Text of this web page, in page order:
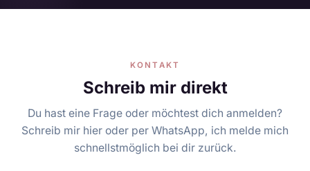
KONTAKT
Schreib mir direkt
Du hast eine Frage oder möchtest dich anmelden?
Schreib mir hier oder per WhatsApp, ich melde mich
schnellstmöglich bei dir zurück.